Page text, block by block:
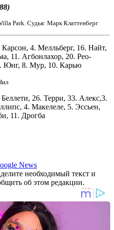
Park. Судья: Марк Клаттенберг
Карсон, 4. Мелльберг, 16. Найт,
11. Агбонлахор, 20. Рео-
Юнг, 8. Мур, 10. Карью
26. Терри, 33. Алекс,3.
4. Макелеле, 5. Эссьен,
11. Дрогба
News
необходимый текст и
об этом редакции.